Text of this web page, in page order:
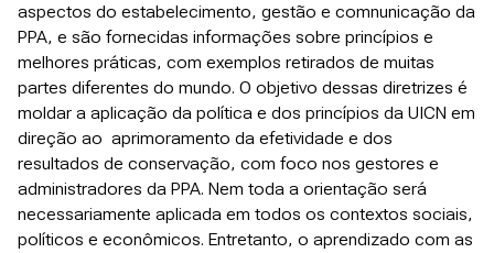
aspectos do estabelecimento, gestão e comnunicação da
PPA, e são fornecidas informações sobre princípios e
melhores práticas, com exemplos retirados de muitas
partes diferentes do mundo. O objetivo dessas diretrizes é
moldar a aplicação da política e dos princípios da UICN em
direção ao aprimoramento da efetividade e dos
resultados de conservação, com foco nos gestores e
administradores da PPA. Nem toda a orientação será
necessariamente aplicada em todos os contextos sociais,
políticos e econômicos. Entretanto, o aprendizado com as